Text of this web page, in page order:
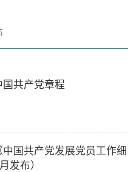
国共产党章程
中国共产党发展党员工作细
发布）